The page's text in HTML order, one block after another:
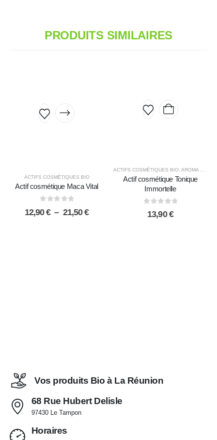
PRODUITS SIMILAIRES
Ce
produit
peuvent
être
choisies
la
ACTIFS COSMÉTIQUES BIO
Actif cosmétique Maca Vital
12,90€ – 21,50€Plage
ACTIFS COSMÉTIQUES BIO AROMA ZONE
Actif cosmétique Tonique
Immortelle
13,90€
Vos produits Bio à La Réunion
68 Rue Hubert Delisle
97430 Le Tampon
Horaires